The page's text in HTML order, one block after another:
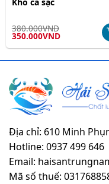
380.000VND
Giá
là:
380.000VND.
350.000VNDGiá
tại
là:
Địa chỉ: 610 Minh
Hotline: 0937 499 646
Email:
Mã số thuế: